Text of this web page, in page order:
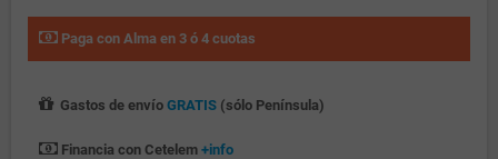
Paga con Alma en 3 ó 4 cuotas
Gastos de envío GRATIS(sólo Península)
Financia con Cetelem +info